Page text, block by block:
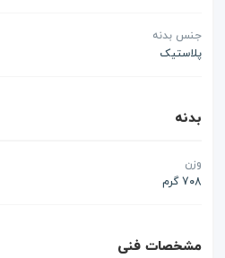
جنس بدنه
پلاستیک
بدنه
وزن
708 گرم
مشخصات فنی